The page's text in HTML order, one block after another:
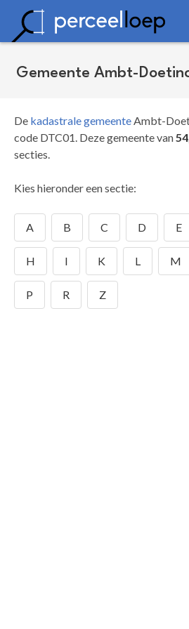
Gemeente Ambt-
De kadastrale gemeenteAmbt-
code DTC01. Deze gemeente van
secties.
Kies hieronder een sectie:
A B C D E
H I K L M
P R Z